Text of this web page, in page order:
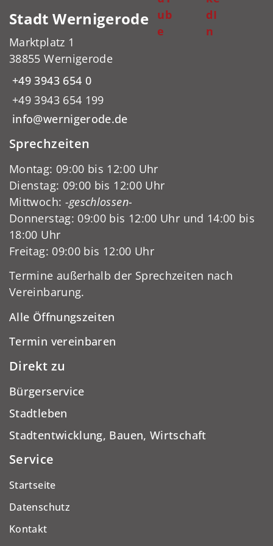
ub
e
dI
n
Stadt Wernigerode
Marktplatz 1
38855 Wernigerode
+49 3943 654 0
+49 3943 654 199
info@wernigerode.de
Sprechzeiten
Montag: 09:00 bis 12:00 Uhr
Dienstag: 09:00 bis 12:00 Uhr
Mittwoch: -geschlossen-
Donnerstag: 09:00 bis 12:00 Uhr und 14:00 bis
18:00 Uhr
Freitag: 09:00 bis 12:00 Uhr
Termine außerhalb der Sprechzeiten nach
Vereinbarung.
Alle Öffnungszeiten
Termin vereinbaren
Direkt zu
Bürgerservice
Stadtleben
Stadtentwicklung, Bauen, Wirtschaft
Service
Startseite
Datenschutz
Kontakt